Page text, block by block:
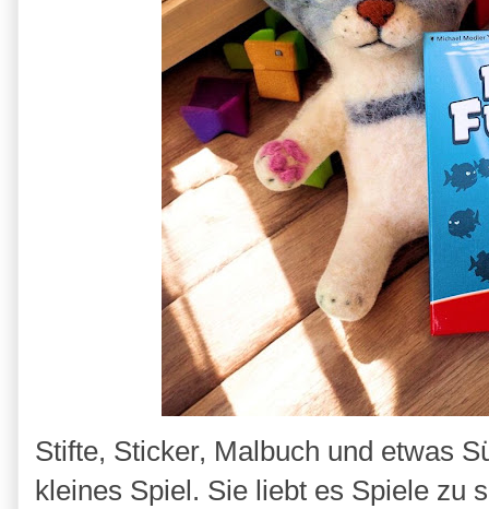
Stifte, Sticker, Malbuch und etwas
kleines Spiel. Sie liebt es Spiele zu